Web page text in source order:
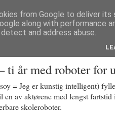
ti år med roboter for
= Jeg er kunstig intelligent)
en av aktørene med lengst
skoleroboter.
from Google to deliver its
along with performance
and address abuse.